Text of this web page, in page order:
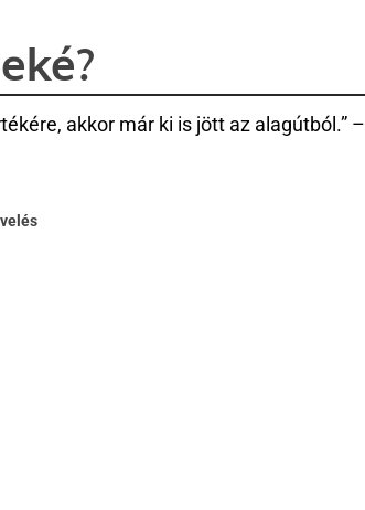
akkor már ki is jött az alagútból.” –